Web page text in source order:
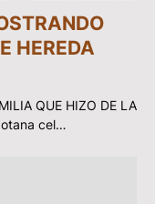
HEREDA
QUE HIZO DE LA
cel…